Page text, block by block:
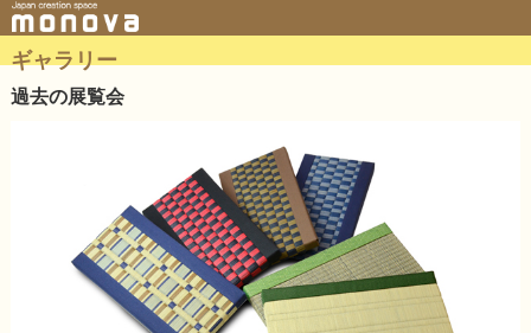
ギャラリー
過去の展覧会